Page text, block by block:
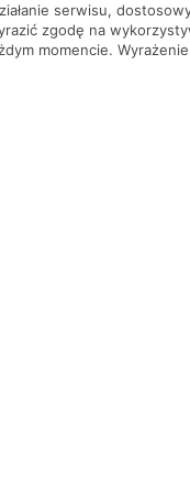
serwisu,
zgodę na
momencie.